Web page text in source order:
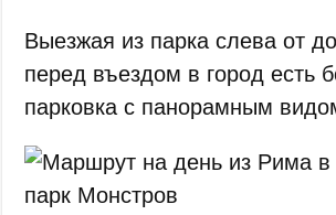
Выезжая из парка слева от
перед въездом в город есть
парковка с панорамным